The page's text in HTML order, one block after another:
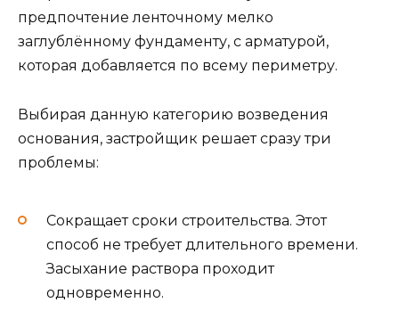
предпочтение ленточному мелко
заглублённому фундаменту, с арматурой,
которая добавляется по всему периметру.
Выбирая данную категорию возведения
основания, застройщик решает сразу три
проблемы:
Сокращает сроки строительства. Этот
способ не требует длительного времени.
Засыхание раствора проходит
одновременно.